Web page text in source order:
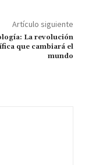
Artículo siguiente
La revolución
que cambiará el
mundo